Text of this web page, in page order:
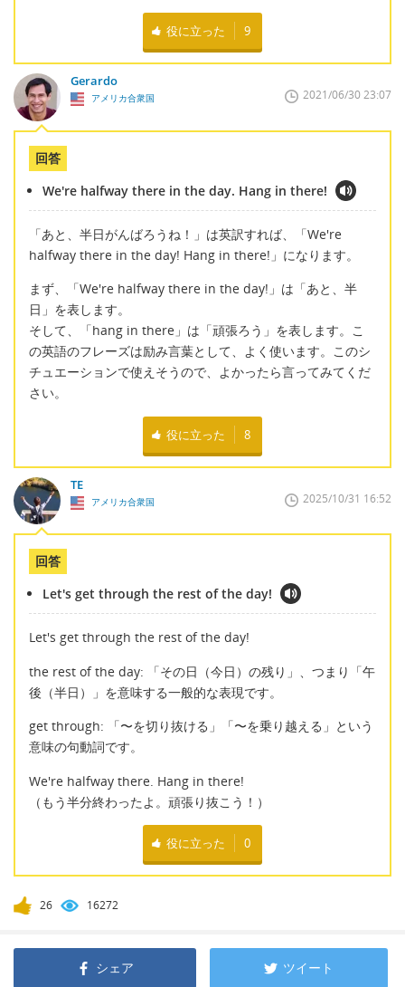
役に立った 9
Gerardo
アメリカ合衆国 2021/06/30 23:07
回答
We're halfway there in the day. Hang in there!
「あと、半日がんばろうね！」は英訳すれば、「We're
halfway there in the day! Hang in there!」になります。
まず、「We're halfway there in the day!」は「あと、半
日」を表します。
そして、「hang in there」は「頑張ろう」を表します。こ
の英語のフレーズは励み言葉として、よく使います。このシ
チュエーションで使えそうので、よかったら言ってみてくだ
さい。
役に立った 8
TE
アメリカ合衆国 2025/10/31 16:52
回答
Let's get through the rest of the day!
Let's get through the rest of the day!
the rest of the day: 「その日（今日）の残り」、つまり「午
後（半日）」を意味する一般的な表現です。
get through: 「〜を切り抜ける」「〜を乗り越える」という
意味の句動詞です。
We're halfway there. Hang in there!
（もう半分終わったよ。頑張り抜こう！）
役に立った 0
26 16272
シェア ツイート